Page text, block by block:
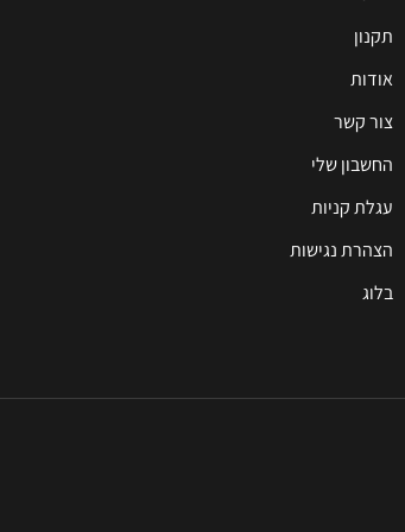
תקנון
אודות
צור קשר
החשבון שלי
עגלת קניות
הצהרת נגישות
בלוג